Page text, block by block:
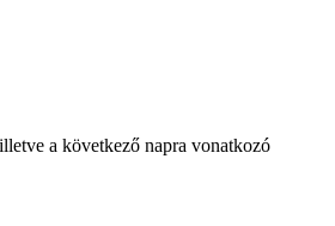
a következő napra vonatkozó